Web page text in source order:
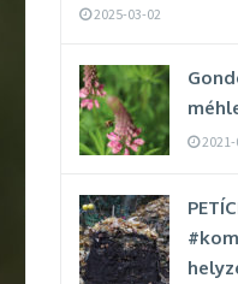
2025-03-02
2021-